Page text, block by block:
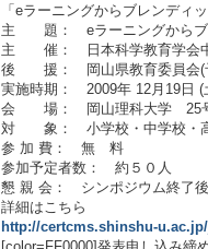
「eラーニングからブレンディ
主 題： eラーニングからブ
主 催： 日本科学教育学会中
後 援： 岡山県教育委員会(予
実施時期： 2009年 12月19
会 場： 岡山理科大学 25
対 象： 小学校・中学校・高
参 加 費： 無 料
参加予定者数： 約５０人
懇 親 会： シンポジウム終了
詳細はこちら
http://certcms.shinshu-